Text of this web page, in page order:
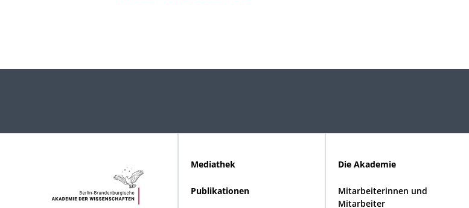
Mediathek
Publikationen
Die Akademie
Mitarbeiterinnen und
Mitarbeiter